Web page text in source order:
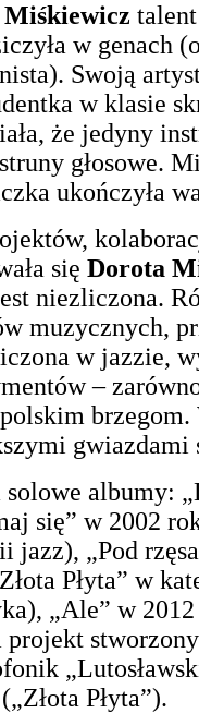
w genach
Swoją
w klasie
że jedyny
struny głosowe.
ukończyła
się Dorota
niezliczona.
muzycznych,
w jazzie,
–
brzegom.
gwiazdami
solowe albumy:
się” w 2002
jazz), „Pod
Płyta” w
„Ale” w
projekt
Płyta”).